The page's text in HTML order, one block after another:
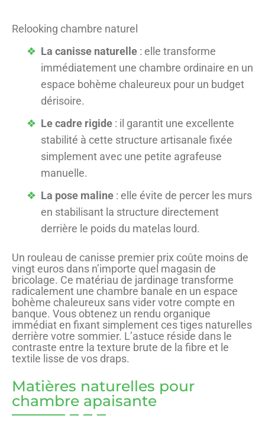
Relooking chambre naturel
La canisse naturelle : elle transforme
immédiatement une chambre ordinaire en un
espace bohème chaleureux pour un budget
dérisoire.
Le cadre rigide : il garantit une excellente
stabilité à cette structure artisanale fixée
simplement avec une petite agrafeuse
manuelle.
La pose maline : elle évite de percer les murs
en stabilisant la structure directement
derrière le poids du matelas lourd.
Un rouleau de canisse premier prix coûte moins de
vingt euros dans n’importe quel magasin de
bricolage. Ce matériau de jardinage transforme
radicalement une chambre banale en un espace
bohème chaleureux sans vider votre compte en
banque. Vous obtenez un rendu organique
immédiat en fixant simplement ces tiges naturelles
derrière votre sommier. L’astuce réside dans le
contraste entre la texture brute de la fibre et le
textile lisse de vos draps.
Matières naturelles pour
chambre apaisante